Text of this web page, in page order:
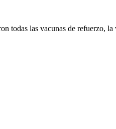
todas las vacunas de